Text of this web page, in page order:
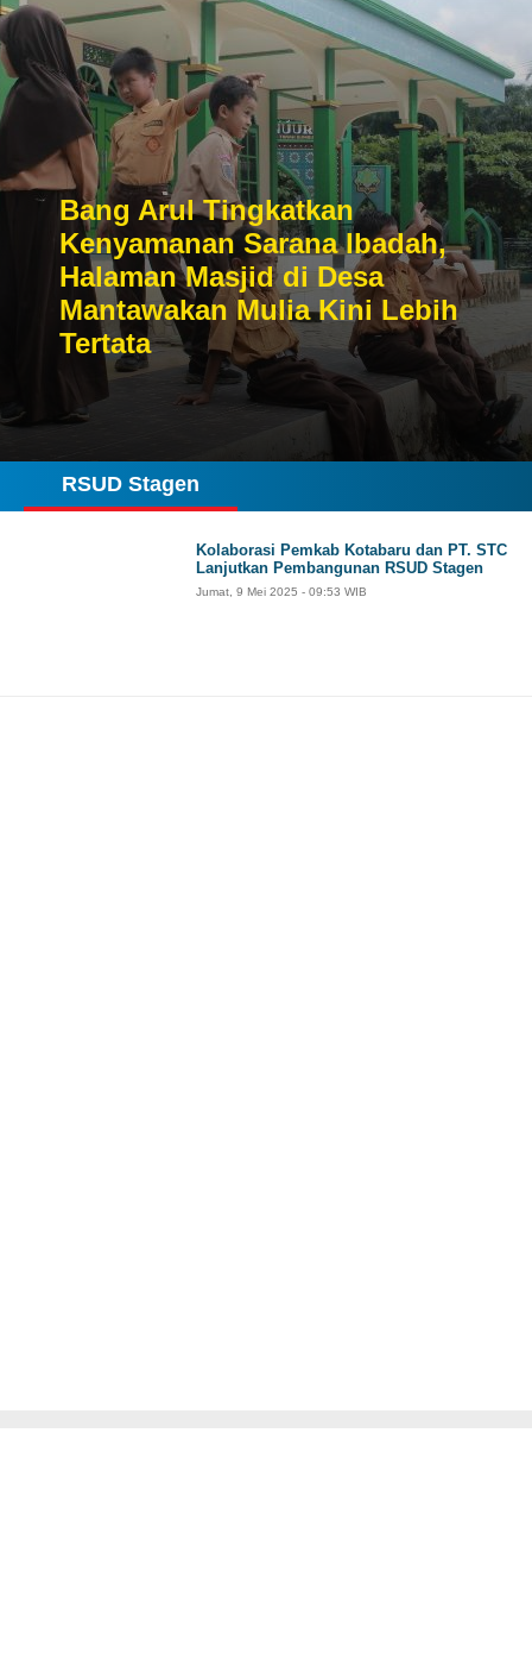
Bang Arul Tingkatkan
Kenyamanan Sarana Ibadah,
Halaman Masjid di Desa
Mantawakan Mulia Kini Lebih
Tertata
RSUD Stagen
Kolaborasi Pemkab Kotabaru dan PT. STC
Lanjutkan Pembangunan RSUD Stagen
Jumat, 9 Mei 2025 - 09:53 WIB